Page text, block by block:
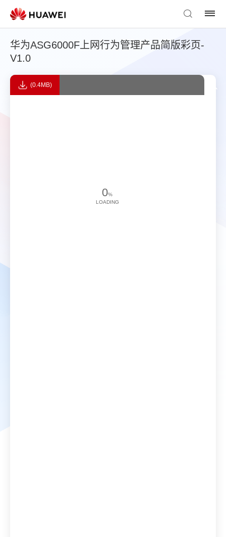
华为ASG6000F上网行为管理产品简版彩页-
V1.0
(0.4MB)
0%
LOADING